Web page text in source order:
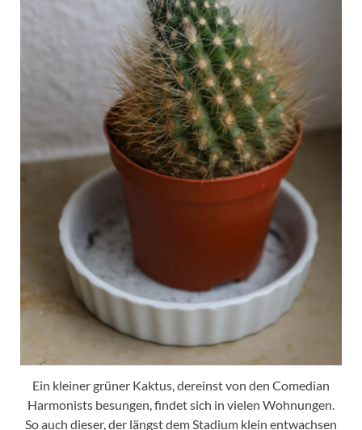
Ein kleiner grüner Kaktus, dereinst von den Comedian
Harmonists besungen, findet sich in vielen Wohnungen.
So auch dieser, der längst dem Stadium klein entwachsen